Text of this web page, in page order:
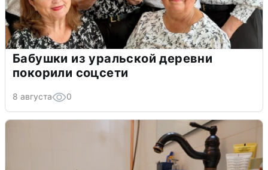
Бабушки из уральской деревни
покорили соцсети
8 августа 0